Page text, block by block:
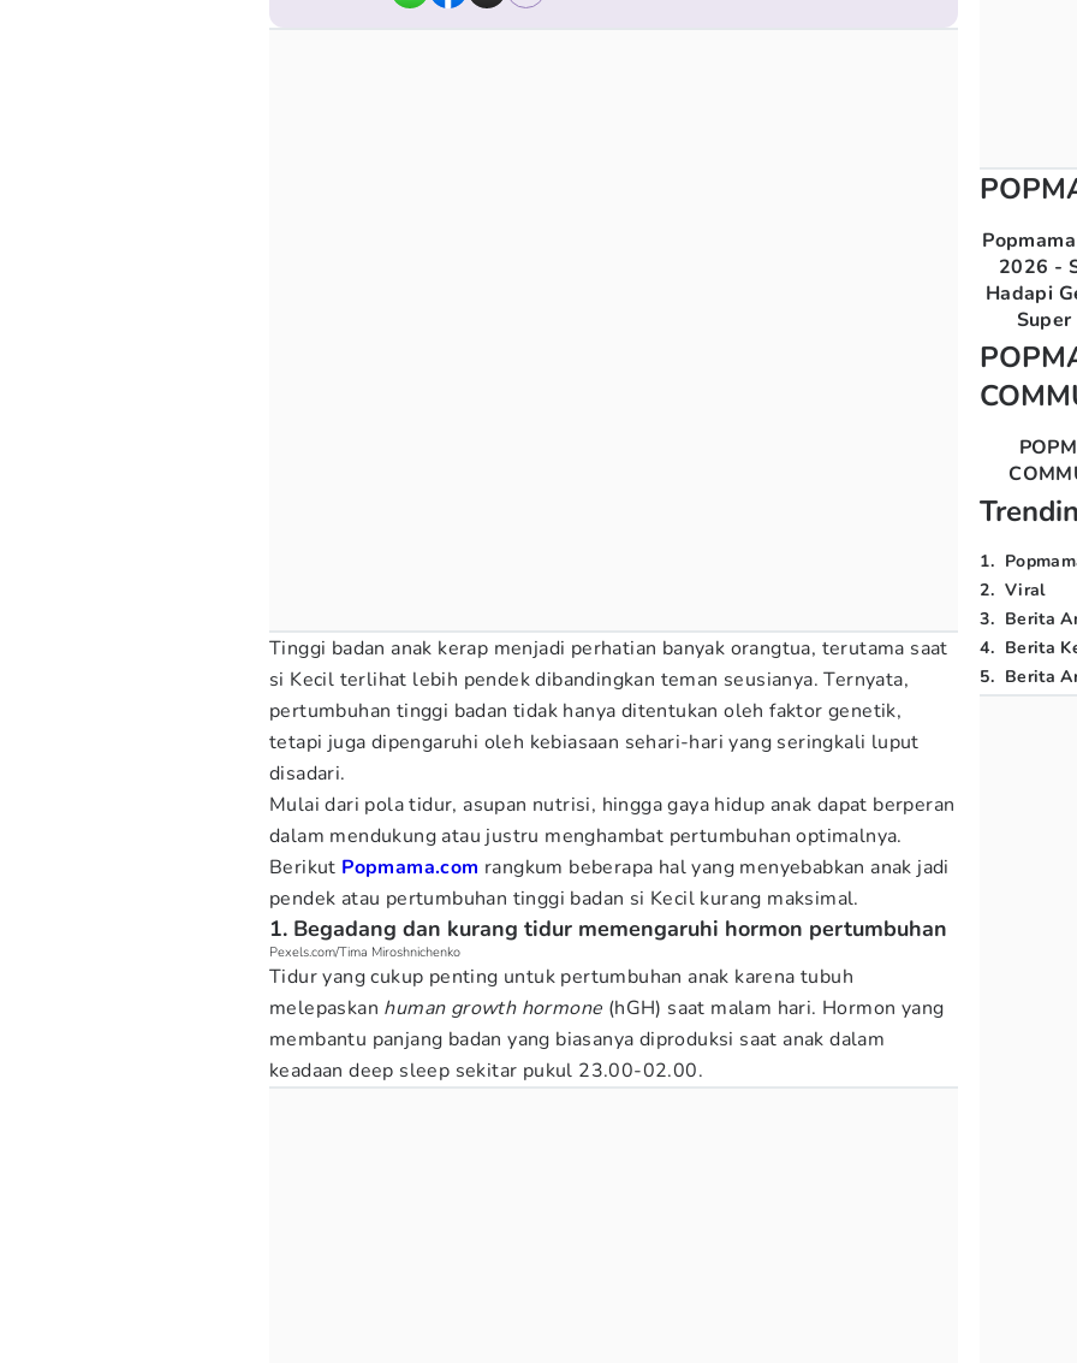
Tinggi badan anak kerap menjadi perhatian banyak orangtua, terutama saat
si Kecil terlihat lebih pendek dibandingkan teman seusianya. Ternyata,
pertumbuhan tinggi badan tidak hanya ditentukan oleh faktor genetik,
tetapi juga dipengaruhi oleh kebiasaan sehari-hari yang seringkali luput
disadari.
Mulai dari pola tidur, asupan nutrisi, hingga gaya hidup anak dapat berperan
dalam mendukung atau justru menghambat pertumbuhan optimalnya.
Berikut Popmama.com rangkum beberapa hal yang menyebabkan anak jadi
pendek atau pertumbuhan tinggi badan si Kecil kurang maksimal.
1. Begadang dan kurang tidur memengaruhi hormon pertumbuhan
Pexels.com/Tima Miroshnichenko
Tidur yang cukup penting untuk pertumbuhan anak karena tubuh
melepaskan human growth hormone (hGH) saat malam hari. Hormon yang
membantu panjang badan yang biasanya diproduksi saat anak dalam
keadaan deep sleep sekitar pukul 23.00-02.00.
2026 -
Hadapi
1.
2. Viral
3. Berita
4. Berita
5. Berita